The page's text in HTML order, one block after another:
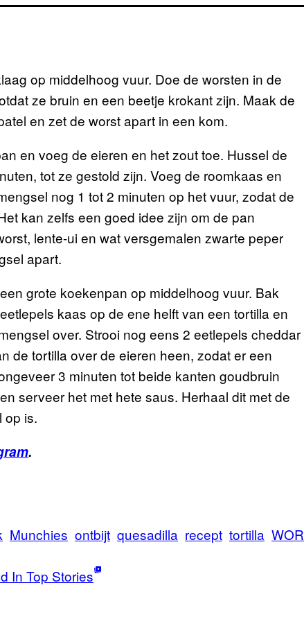
op middelhoog vuur. Doe de worsten in de
ze bruin en een beetje krokant zijn. Maak de
en zet de worst apart in een kom.
en voeg de eieren en het zout toe. Hussel de
tot ze gestold zijn. Voeg de roomkaas en
nog 1 tot 2 minuten op het vuur, zodat de
kan zelfs een goed idee zijn om de pan
lente-ui en wat versgemalen zwarte peper
apart.
grote koekenpan op middelhoog vuur. Bak
kaas op de ene helft van een tortilla en
over. Strooi nog eens 2 eetlepels cheddar
de tortilla over de eieren heen, zodat er een
3 minuten tot beide kanten goudbruin
serveer het met hete saus. Herhaal dit met de
op is.
.
Munchies ontbijt quesadilla recept tortilla WOR
In Top Stories